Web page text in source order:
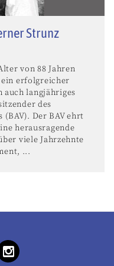
Strunz
von 88 Jahren
erfolgreicher
langjähriges
des
Der BAV ehrt
herausragende
viele Jahrzehnte
...